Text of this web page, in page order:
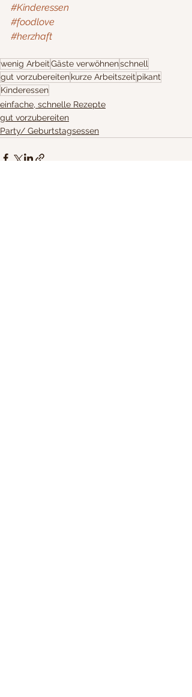
#Kinderessen
#foodlove
#herzhaft
wenig ArbeitGäste verwöhnenschnell
gut vorzubereitenkurze Arbeitszeit pikant
Kinderessen
einfache, schnelle Rezepte
gut vorzubereiten
Party/ Geburtstagsessen